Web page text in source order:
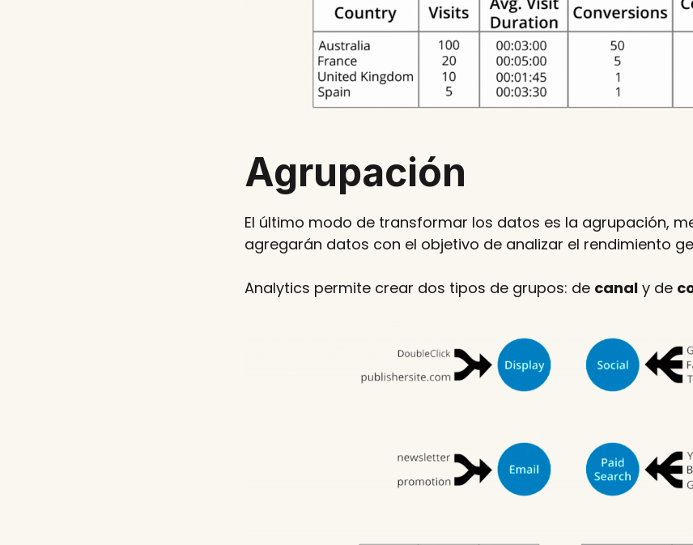
Agrupación
El último modo de transformar los datos es la agrupación,
agregarán datos con el objetivo de analizar el rendimiento
Analytics permite crear dos tipos de grupos: de canal y de